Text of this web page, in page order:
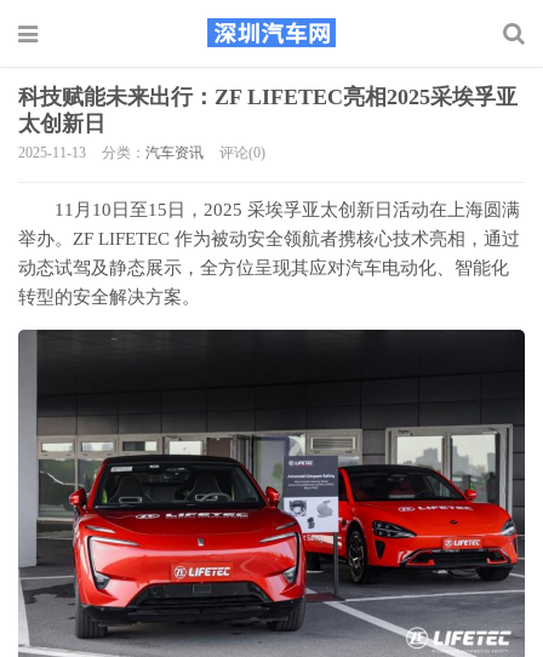
科技赋能未来出行：ZF LIFETEC亮相2025采埃孚亚
太创新日
2025-11-13 分类： 汽车资讯 评论(0)
11月10日至15日，2025 采埃孚亚太创新日活动在上海圆满
举办。ZF LIFETEC 作为被动安全领航者携核心技术亮相，通过
动态试驾及静态展示，全方位呈现其应对汽车电动化、智能化
转型的安全解决方案。